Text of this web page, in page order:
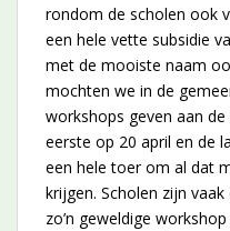
rondom de scholen ook
een hele vette subsidie
met de mooiste naam
mochten we in de
workshops geven aan
eerste op 20 april en de
een hele toer om al dat
krijgen. Scholen zijn
zo’n geweldige